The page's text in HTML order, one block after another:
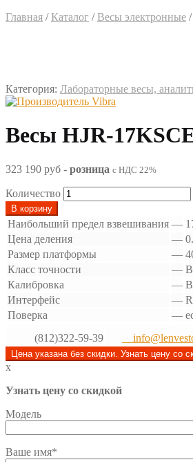
Главная / Каталог / Весы электронные /
Категория: Лабораторные весы,
Весы HJR-
323 190 руб - розница с НДС 22%
Количество
В корзину
Наибольший предел взвешивания —
Цена деления
—
Размер платформы
—
Класс точности
—
Калибровка
—
Интерфейс
—
Поверка
—
(812)322-59-39
Цена указана без скидки. Узнать цену со
x
Узнать цену со скидкой
Модель
Ваше имя*